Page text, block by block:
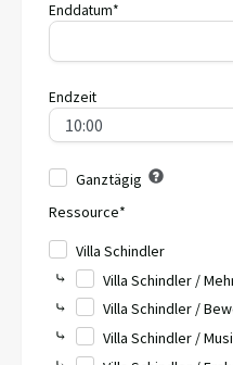
Enddatum*
Endzeit
Ganztägig
Ressource*
Villa Schindler
⤷
Villa Schindler /
⤷
Villa Schindler /
⤷
Villa Schindler /